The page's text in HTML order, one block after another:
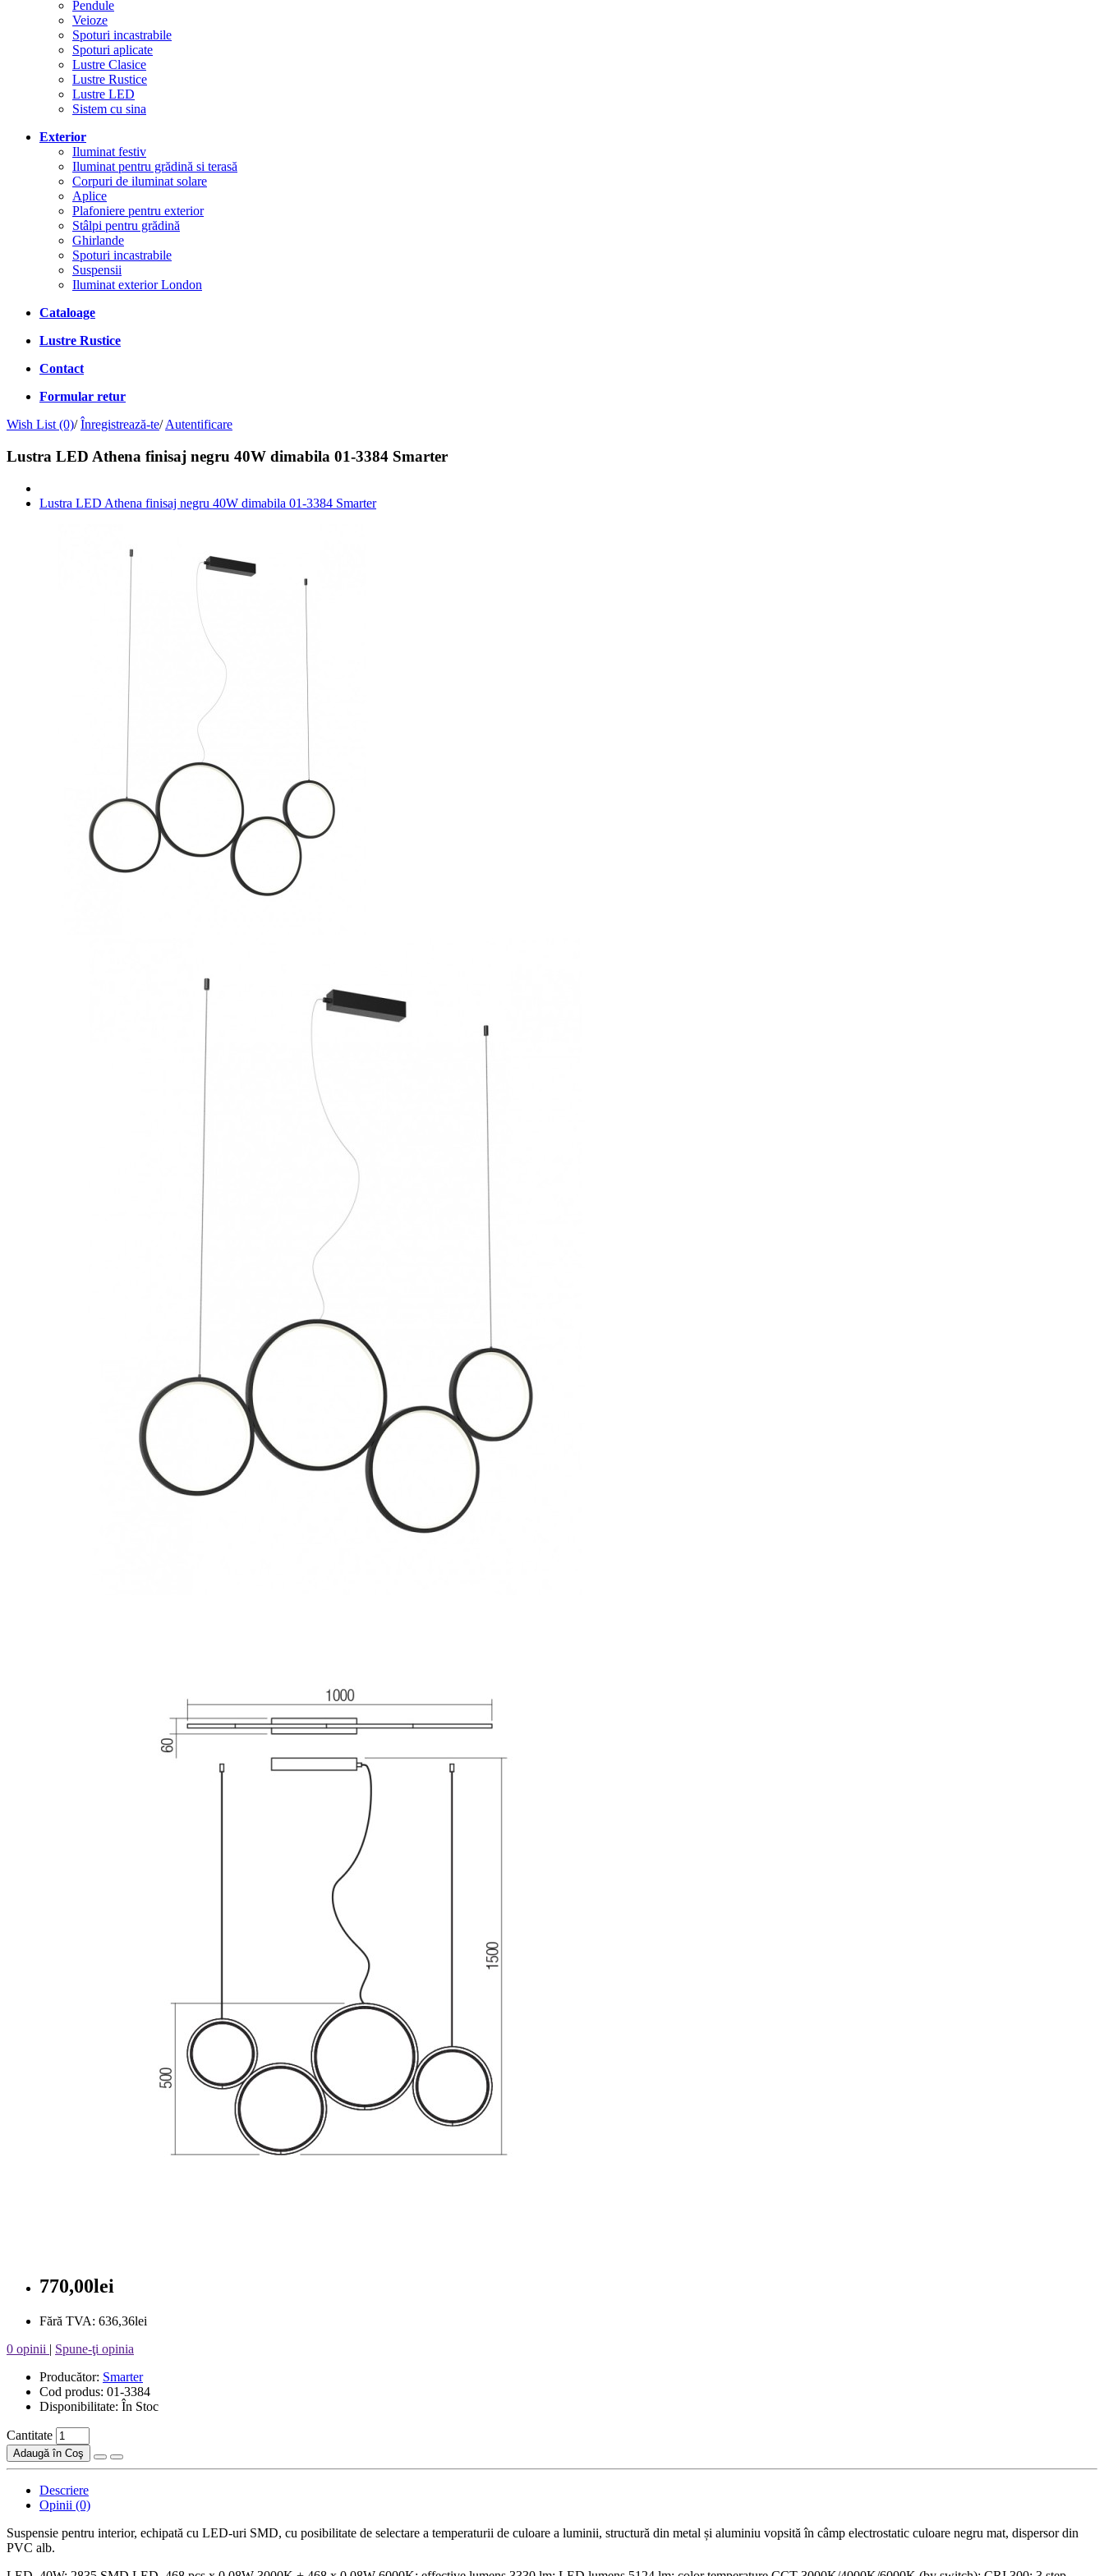
Pendule
Veioze
Spoturi incastrabile
Spoturi aplicate
Lustre Clasice
Lustre Rustice
Lustre LED
Sistem cu sina
Exterior
Iluminat festiv
Iluminat pentru grădină si terasă
Corpuri de iluminat solare
Aplice
Plafoniere pentru exterior
Stâlpi pentru grădină
Ghirlande
Spoturi incastrabile
Suspensii
Iluminat exterior London
Cataloage
Lustre Rustice
Contact
Formular retur
Wish List (0)/ Înregistrează-te/ Autentificare
Lustra LED Athena finisaj negru 40W dimabila 01-3384 Smarter
Lustra LED Athena finisaj negru 40W dimabila 01-3384 Smarter
770,00lei
Fără TVA: 636,36lei
0 opinii | Spune-ţi opinia
Producător: Smarter
Cod produs: 01-3384
Disponibilitate: În Stoc
Cantitate
Adaugă în Coş
Descriere
Opinii (0)
Suspensie pentru interior, echipată cu LED-uri SMD, cu posibilitate de selectare a temperaturii de culoare a luminii, structură din metal și aluminiu vopsită în câmp electrostatic culoare negru mat, dispersor din
PVC alb.